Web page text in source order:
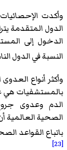
وأكدت
الدخول إلى
النسبة في الدول النامية إلى
وأكثر أنواع
بالمستشفيات
الدم وعدوى
الصحية العالمية
باتباع القواعد
[23]